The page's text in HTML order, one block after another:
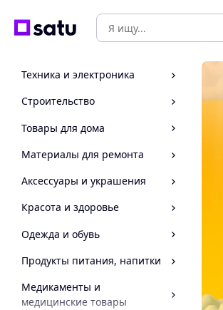
Техника и электроника
Строительство
Товары для дома
Материалы для ремонта
Аксессуары и украшения
Красота и здоровье
Одежда и обувь
Продукты питания, напитки
Медикаменты и
медицинские товары